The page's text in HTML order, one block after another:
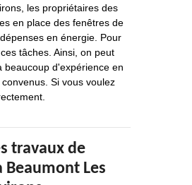
les propriétaires des
en place des fenêtres de
en énergie. Pour
tâches. Ainsi, on peut
beaucoup d'expérience en
Si vous voulez
travaux de
Les